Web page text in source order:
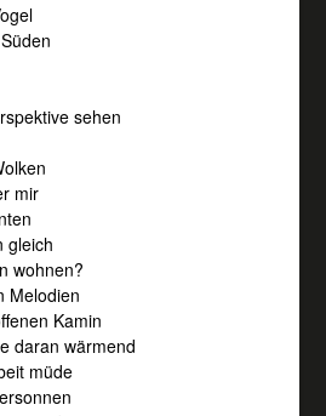
sehen
mir
gleich
wohnen?
Melodien
Kamin
daran wärmend
müde